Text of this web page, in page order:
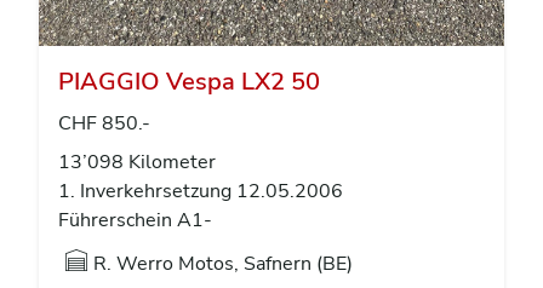
PIAGGIO Vespa LX2 50
CHF 850.-
13’098 Kilometer
1. Inverkehrsetzung 12.05.2006
Führerschein A1-
R. Werro Motos, Safnern (BE)